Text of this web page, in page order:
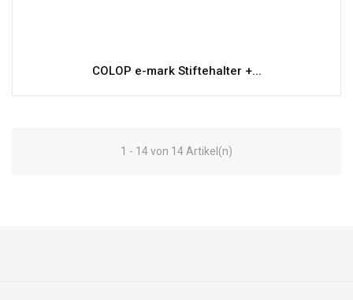
COLOP e-mark Stiftehalter +...
1 - 14 von 14 Artikel(n)